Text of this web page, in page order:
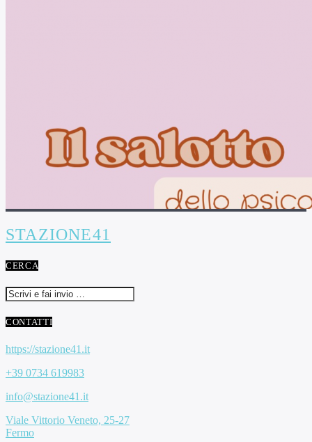
STAZIONE41
CERCA
CONTATTI
https://stazione41.it
+39 0734 619983
info@stazione41.it
Viale Vittorio Veneto, 25-27
Fermo